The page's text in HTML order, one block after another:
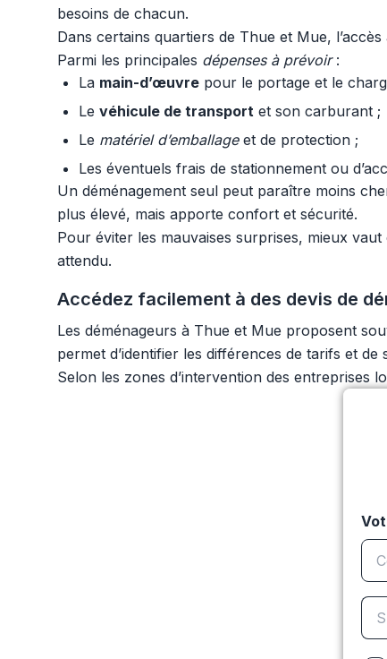
besoins de chacun.
Dans certains quartiers de Thue et Mue,
Parmi les principales dépenses à prévoir:
La main-d’œuvre pour le portage et le
Le véhicule de transport et son carburant ;
Le matériel d’emballageet de protection ;
Les éventuels frais de stationnement ou
Un déménagement seul peut paraître moins
plus élevé, mais apporte confort et sécurité.
Pour éviter les mauvaises surprises, mieux vaut
attendu.
Accédez facilement à des devis de
Les déménageurs à Thue et Mue proposent
permet d’identifier les différences de tarifs et
Selon les zones d’intervention des entreprises